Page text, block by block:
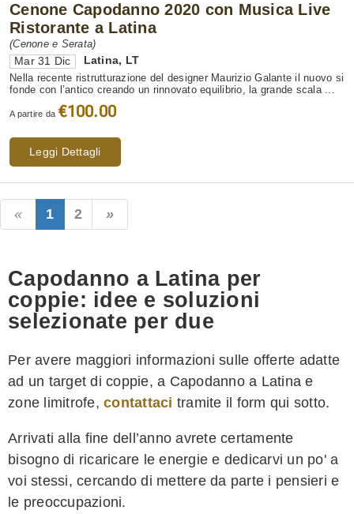
Cenone Capodanno 2020 con Musica Live
Ristorante a Latina
(Cenone e Serata)
Mar 31 Dic Latina, LT
Nella recente ristrutturazione del designer Maurizio Galante il nuovo si
fonde con l’antico creando un rinnovato equilibrio, la grande scala ...
A partire da €100.00
Leggi Dettagli
1 2
Capodanno a Latina per
coppie: idee e soluzioni
selezionate per due
Per avere maggiori informazioni sulle offerte adatte
ad un target di coppie, a Capodanno a Latina e
zone limitrofe, contattaci tramite il form qui sotto.
Arrivati alla fine dell’anno avrete certamente
bisogno di ricaricare le energie e dedicarvi un po' a
voi stessi, cercando di mettere da parte i pensieri e
le preoccupazioni.